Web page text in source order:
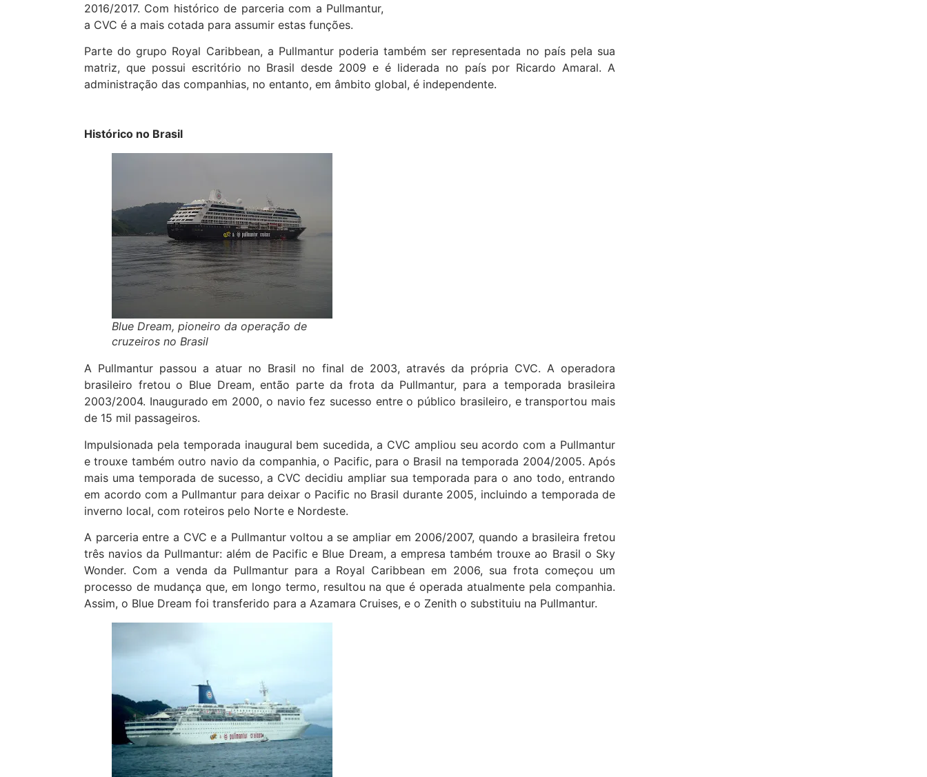
2016/2017. Com histórico de parceria com a Pullmantur,
a CVC é a mais cotada para assumir estas funções.
Parte do grupo Royal Caribbean, a Pullmantur poderia também ser representada no país pela sua
matriz, que possui escritório no Brasil desde 2009 e é liderada no país por Ricardo Amaral. A
administração das companhias, no entanto, em âmbito global, é independente.
Histórico no Brasil
Blue Dream, pioneiro da operação de
cruzeiros no Brasil
A Pullmantur passou a atuar no Brasil no final de 2003, através da própria CVC. A operadora
brasileiro fretou o Blue Dream, então parte da frota da Pullmantur, para a temporada brasileira
2003/2004. Inaugurado em 2000, o navio fez sucesso entre o público brasileiro, e transportou mais
de 15 mil passageiros.
Impulsionada pela temporada inaugural bem sucedida, a CVC ampliou seu acordo com a Pullmantur
e trouxe também outro navio da companhia, o Pacific, para o Brasil na temporada 2004/2005. Após
mais uma temporada de sucesso, a CVC decidiu ampliar sua temporada para o ano todo, entrando
em acordo com a Pullmantur para deixar o Pacific no Brasil durante 2005, incluindo a temporada de
inverno local, com roteiros pelo Norte e Nordeste.
A parceria entre a CVC e a Pullmantur voltou a se ampliar em 2006/2007, quando a brasileira fretou
três navios da Pullmantur: além de Pacific e Blue Dream, a empresa também trouxe ao Brasil o Sky
Wonder. Com a venda da Pullmantur para a Royal Caribbean em 2006, sua frota começou um
processo de mudança que, em longo termo, resultou na que é operada atualmente pela companhia.
Assim, o Blue Dream foi transferido para a Azamara Cruises, e o Zenith o substituiu na Pullmantur.